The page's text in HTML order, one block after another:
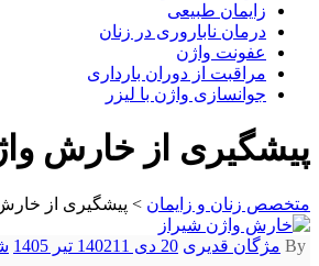
زایمان طبیعی
درمان ناباروری در زنان
عفونت واژن
مراقبت از دوران بارداری
جوانسازی واژن با لیزر
پیشگیری از خارش
متخصص زنان و زایمان > پیشگیری از
مژگان قدیری 20 دی 1402 11 تیر 1405